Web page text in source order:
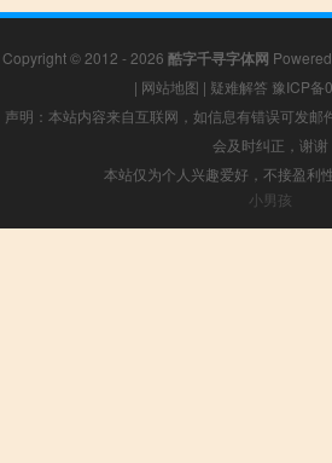
Copyright © 2012 - 2026 酷字千寻字体网
| 网站地图 | 疑难解答 豫ICP备
声明：本站内容来自互联网，如信息有错误可发
会及时纠正，谢谢
本站仅为个人兴趣爱好，不接盈利
小男孩